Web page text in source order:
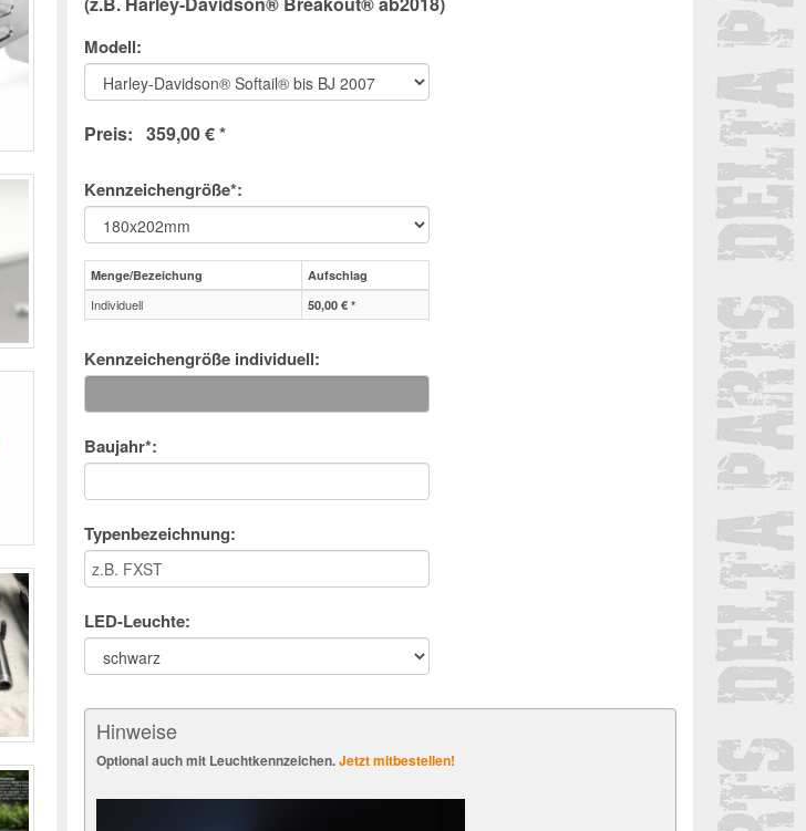
Modell:
Preis: 359,00 € *
Kennzeichengröße*:
Menge/Bezeichung Aufschlag
Individuell 50,00 € *
Kennzeichengröße individuell:
Baujahr*:
Typenbezeichnung:
LED-Leuchte:
Hinweise
Optional auch mit Leuchtkennzeichen.Jetzt mitbestellen!